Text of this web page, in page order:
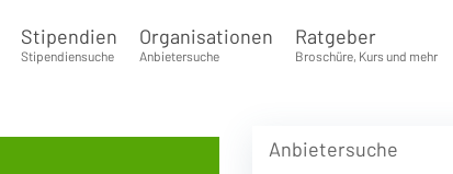
Stipendien
Stipendiensuche
Organisationen
Anbietersuche
Ratgeber
Broschüre, Kurs und mehr
Anbietersuche